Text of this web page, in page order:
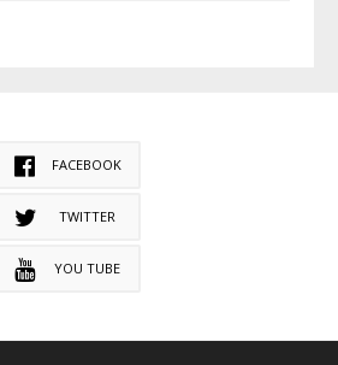
FACEBOOK
TWITTER
YOU TUBE